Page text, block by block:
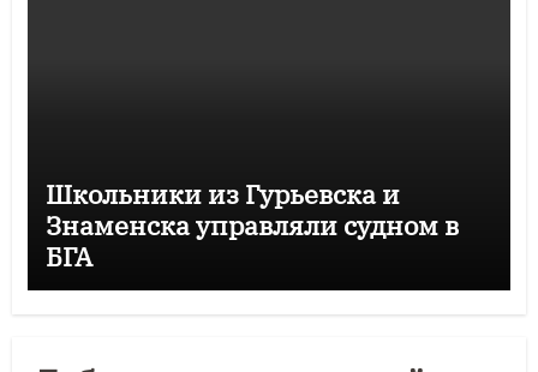
Школьники из Гурьевска и
Знаменска управляли судном в
БГА